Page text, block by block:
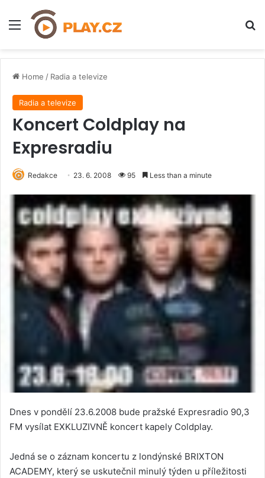
Menu
Home / Radia a televize
Radia a televize
Koncert Coldplay na
Expresradiu
Redakce 23. 6. 2008 95 Less than a minute
Dnes v pondělí 23.6.2008 bude pražské Expresradio 90,3
FM vysílat EXKLUZIVNĚ koncert kapely Coldplay.
Jedná se o záznam koncertu z londýnské BRIXTON
ACADEMY, který se uskutečnil minulý týden u příležitosti